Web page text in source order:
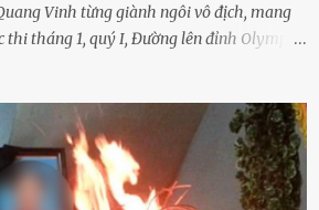
Vinh từng giành ngôi vô địch, mang
thi tháng 1, quý I, Đường lên đỉnh Olympia.
bức xúc trong dư luận. Ngay sau đó,
Tất Thành báo cáo xác nhận tài
sinh Chu Ngọc Quang Vinh, lớp 12 Anh
này từng giành ngôi vô địch, mang về